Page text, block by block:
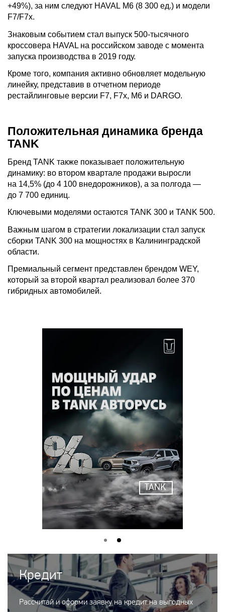
+49%), за ним следуют HAVAL M6 (8 300 ед.) и модели
F7/F7x.
Знаковым событием стал выпуск 500-тысячного
кроссовера HAVAL на российском заводе с момента
запуска производства в 2019 году.
Кроме того, компания активно обновляет модельную
линейку, представив в отчетном периоде
рестайлинговые версии F7, F7x, M6 и DARGO.
Положительная динамика бренда
TANK
Бренд TANK также показывает положительную
динамику: во втором квартале продажи выросли
на 14,5% (до 4 100 внедорожников), а за полгода —
до 7 700 единиц.
Ключевыми моделями остаются TANK 300 и TANK 500.
Важным шагом в стратегии локализации стал запуск
сборки TANK 300 на мощностях в Калининградской
области.
Премиальный сегмент представлен брендом WEY,
который за второй квартал реализовал более 370
гибридных автомобилей.
TANK
Кредит
Рассчитай и оформи заявку на кредит на выгодных